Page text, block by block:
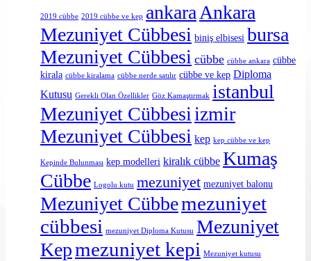
2019 cübbe 2019 cübbe ve kep ankara Ankara
Mezuniyet Cübbesi biniş elbisesi bursa
Mezuniyet Cübbesi cübbe cübbe ankara cübbe
kirala cübbe kiralama cübbe nerde satılır cübbe ve kep Diploma
Kutusu Gerekli Olan Özellikler Göz Kamaştırmak istanbul
Mezuniyet Cübbesi izmir
Mezuniyet Cübbesi kep kep cübbe ve kep
Kepinde Bulunması kep modelleri kiralık cübbe Kumaş
Cübbe Logolu kutu mezuniyet mezuniyet balonu
Mezuniyet Cübbemezuniyet
cübbesi mezuniyet Diploma Kutusu Mezuniyet
Kepmezuniyet kepi Mezuniyet kutusu